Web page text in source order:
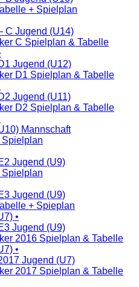
+ Spielplan
C Jugend (U14)
C Spielplan & Tabelle
Jugend (U12)
D1 Spielplan & Tabelle
Jugend (U11)
D2 Spielplan & Tabelle
Mannschaft
Spielplan
Jugend (U9)
Spielplan
Jugend (U9)
+ Spieplan
•
Jugend (U9)
2016 Spielplan & Tabelle
•
Jugend (U7)
2017 Spielplan & Tabelle